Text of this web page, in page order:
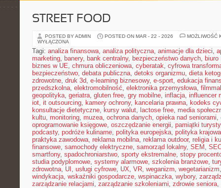
STREET FOOD
POSTED BY ADMIN POSTED ON MAR - 22 - 2026
MOŻLIWOŚĆ
WYŁĄCZONA
Tagi: analiza finansowa, analiza polityczna, animacje dla dzieci,
marketing, banery, bank centralny, bezpieczeństwo danych, biuro
biznes w UE, chmura obliczeniowa, cyberatak, cyfrowa
bezpieczeństwo, debata publiczna, detoks organizmu, dieta
zdrowotne, druk 3d, e-learning biznesowy, e-sport, edukacja
przedszkolna, elektromobilność, elektronika przemysłowa,
geopolityka, geriatra, gluten free, gry mobilne, inflacja, influencer
iot, it outsourcing, kamery ochrony, kancelaria prawna, kodeks
konsultacje dietetyczne, kursy walut, lactose free, media
kultu, monitoring, muzea, ochrona danych, opieka nad seniorami,
oprogramowanie księgowe, oszczędzanie energii, pamiątki
podcasty, podróże kulinarne, polityka europejska, polityka krajowa
praktyka zawodowa, reklama mobilna, reklama outdoor, religia i
finansowe, samochody elektryczne, samorząd lokalny, SEM ,
smartfony, spadochroniarstwo, sporty ekstremalne, stopy
studia podyplomowe, systemy alarmowe, szkolenia branżowe,
zdrowotna, UI , usługi cyfrowe, UX, VR, weganizm, wegetarianizm
windykacja, wskaźniki gospodarcze, wspinaczka, wybory,
zarządzanie relacjami, zarządzanie szkoleniami, zdrowie seniora,